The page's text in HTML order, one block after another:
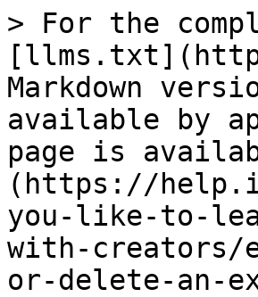
> For the
Markdown
available by
page is
(https://
you-like-to-
with-creators/
or-delete-an-